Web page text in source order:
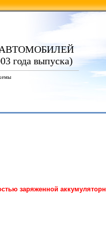
года выпуска)
заряженной